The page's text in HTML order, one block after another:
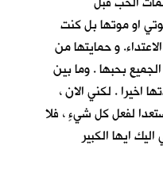
او موتها بل كنت
و حمايتها من
بحبها . وما بين
اخيرا . لكني الان ،
لفعل كل شيءٍ ، فلا
ايها الكبير